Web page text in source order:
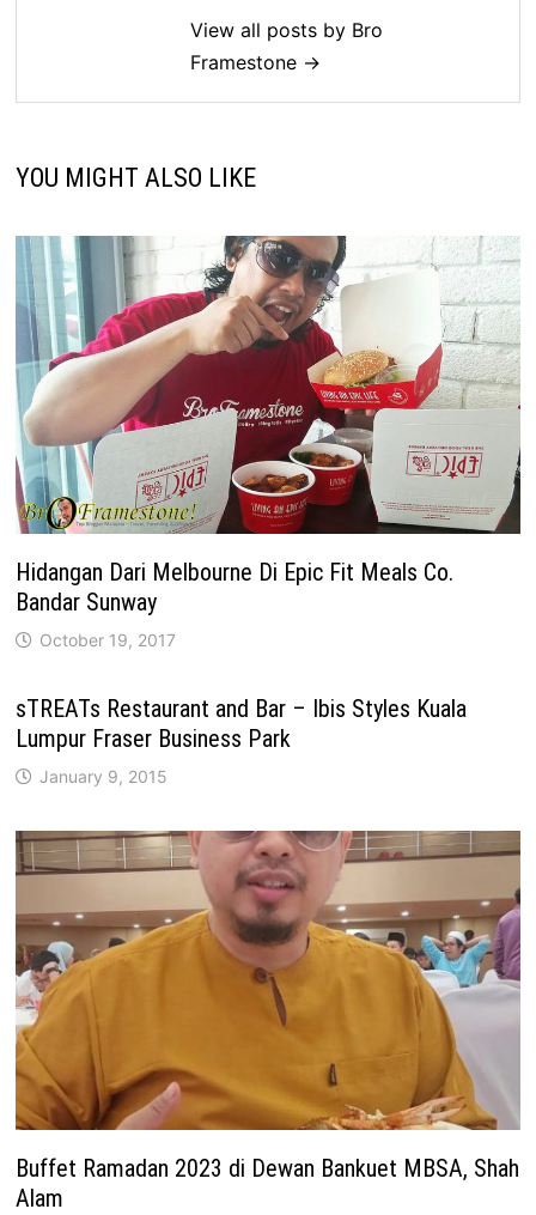
View all posts by Bro
Framestone →
YOU MIGHT ALSO LIKE
Hidangan Dari Melbourne Di Epic Fit Meals Co.
Bandar Sunway
October 19, 2017
sTREATs Restaurant and Bar – Ibis Styles Kuala
Lumpur Fraser Business Park
January 9, 2015
Buffet Ramadan 2023 di Dewan Bankuet MBSA, Shah
Alam